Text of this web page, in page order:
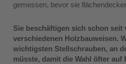
gemessen, bevor sie
Sie beschäftigen sich schon seit
verschiedenen Holzbauweisen.
wichtigsten Stellschrauben, an
müsste, damit die Wahl öfter